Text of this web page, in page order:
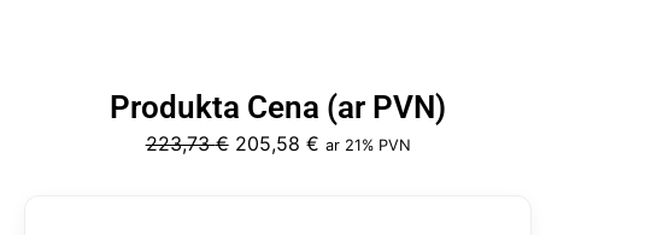
Produkta Cena (ar PVN)
223,73€ Original
205,58 €Current
ar 21% PVN